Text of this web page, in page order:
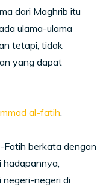
dari Maghrib itu
ulama-ulama
tetapi, tidak
yang dapat
al-fatih.
Fatih berkata dengan
hadapannya,
negeri-negeri di